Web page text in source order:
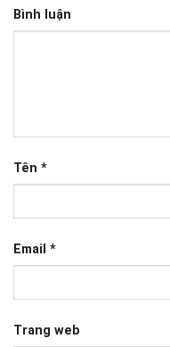
Bình luận
Tên *
Email *
Trang web